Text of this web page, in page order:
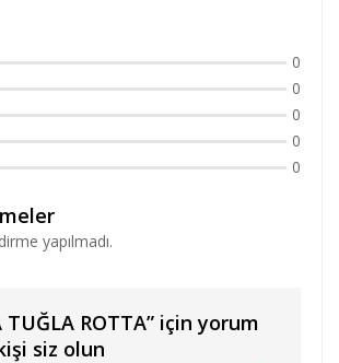
0
0
0
0
0
yapılmadı.
TUĞLA ROTTA” için yorum
siz olun